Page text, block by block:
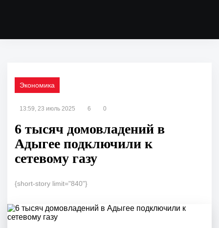
Экономика
13:59, 23 июль 2025 6 0
6 тысяч домовладений в
Адыгее подключили к
сетевому газу
{short-story limit="840"}